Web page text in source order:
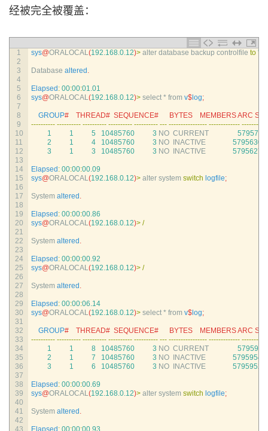
经被完全被覆盖：
1
2
3
4
5
6
7
8
9
10
11
12
13
14
15
16
17
18
19
20
21
22
23
24
25
26
27
28
29
30
31
32
33
34
35
36
37
38
39
40
41
42
43
sys@ORALOCAL(192.168.0.12)> alter database backup controlfile to
Database altered .
Elapsed : 00:00:01.01
sys@ORALOCAL(192.168.0.12)> select * from v$ log;
GROUP#    THREAD#  SEQUENCE#      BYTES    MEMBERS ARC
---------- ---------- ---------- ---------- ---------- --- ---------------- ------------- --------
1
1 5 10485760 3 NO CURRENT
5795700
2
1 4 10485760 3 NO INACTIVE 5795630
3
1 3 10485760 3 NO INACTIVE 5795627
Elapsed : 00:00:00.09
sys@ORALOCAL(192.168.0.12)> alter system switch logfile;
System altered .
Elapsed : 00:00:00.86
sys@ORALOCAL(192.168.0.12)> /
System altered .
Elapsed : 00:00:00.92
sys@ORALOCAL(192.168.0.12)> /
System altered .
Elapsed : 00:00:06.14
sys@ORALOCAL(192.168.0.12)> select * from v$ log;
GROUP#    THREAD#  SEQUENCE#      BYTES    MEMBERS ARC
---------- ---------- ---------- ---------- ---------- --- ---------------- ------------- --------
1
1 8 10485760 3 NO CURRENT
5795958
2
1 7 10485760 3 NO INACTIVE 5795954
3
1 6 10485760 3 NO INACTIVE 5795952
Elapsed : 00:00:00.69
sys@ORALOCAL(192.168.0.12)> alter system switch logfile;
System altered .
Elapsed : 00:00:00.93